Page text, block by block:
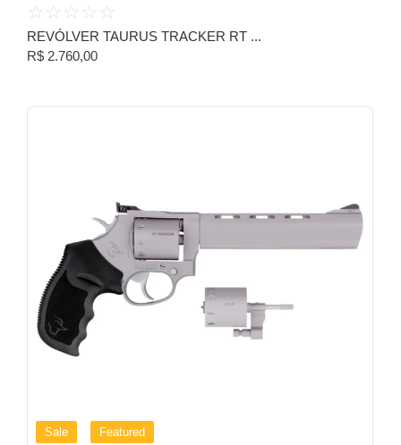
☆ ☆ ☆ ☆ ☆
REVÓLVER TAURUS TRACKER RT ...
R$ 2.760,00
Sale Featured